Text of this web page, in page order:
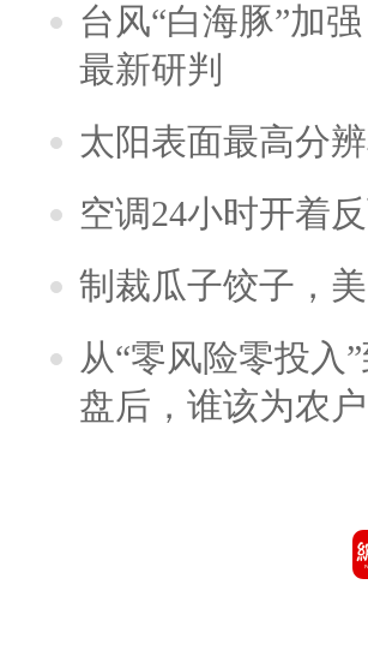
台风“白海豚”加
最新研判
太阳表面最高分
空调24小时开着
制裁瓜子饺子，
从“零风险零投入
盘后，谁该为农